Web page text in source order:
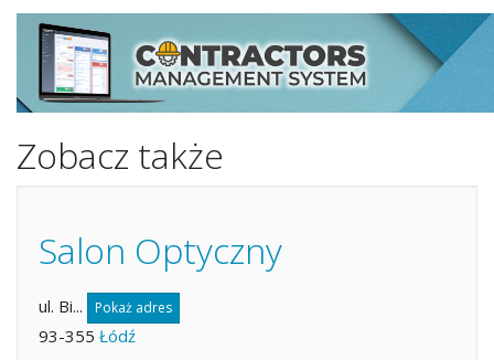
Zobacz także
Salon Optyczny
ul. Bi... Pokaż adres
93-355 Łódź